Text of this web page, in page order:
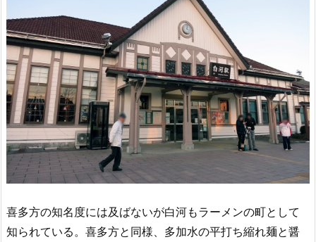
喜多方の知名度には及ばないが白河もラーメンの町として
知られている。喜多方と同様、多加水の平打ち縮れ麺と醤